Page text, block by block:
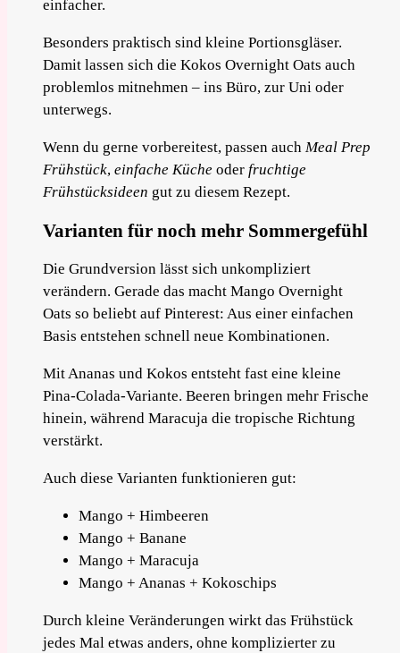
einfacher.
Besonders praktisch sind kleine Portionsgläser.
Damit lassen sich die Kokos Overnight Oats auch
problemlos mitnehmen – ins Büro, zur Uni oder
unterwegs.
Wenn du gerne vorbereitest, passen auch Meal Prep
Frühstück, einfache Küche oder fruchtige
Frühstücksideen gut zu diesem Rezept.
Varianten für noch mehr Sommergefühl
Die Grundversion lässt sich unkompliziert
verändern. Gerade das macht Mango Overnight
Oats so beliebt auf Pinterest: Aus einer einfachen
Basis entstehen schnell neue Kombinationen.
Mit Ananas und Kokos entsteht fast eine kleine
Pina-Colada-Variante. Beeren bringen mehr Frische
hinein, während Maracuja die tropische Richtung
verstärkt.
Auch diese Varianten funktionieren gut:
Mango + Himbeeren
Mango + Banane
Mango + Maracuja
Mango + Ananas + Kokoschips
Durch kleine Veränderungen wirkt das Frühstück
jedes Mal etwas anders, ohne komplizierter zu